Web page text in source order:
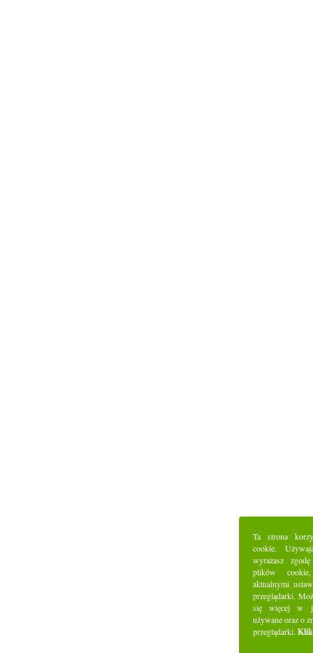
Ta strona
cookie.
wyrażasz
plików
aktualnymi
przeglądarki.
się więcej w
używane oraz o
przeglądarki.